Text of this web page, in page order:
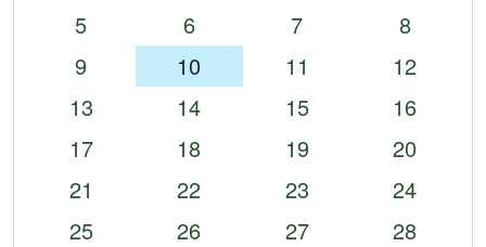
5
6 7
8
9
10 11
12
13
14 15
16
17
18 19
20
21
22 23
24
25
26 27
28